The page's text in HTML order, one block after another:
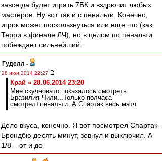
завсегда будет играть 7БК и вздрючит любых
мастеров. Ну вот так и с пенальти. Конечно,
игрок может поскользнуться или еще что (как
Терри в финале ЛЧ), но в целом по пенальти
побеждает сильнейший.
Гуделл -
28 июн 2014 22:27
Край » 28.06.2014 23:20
Мне скучновато показалось смотреть
Бразилия-Чили...Только полчаса
смотрел+пенальти..А Спартак весь матч
Дело вкуса, конечно. Я вот посмотрел Спартак-
Брондбю десять минут, зевнул и выключил. А
1/8 – от и до